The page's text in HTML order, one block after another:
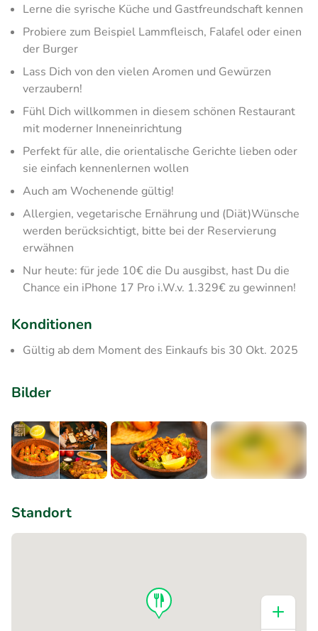
Lerne die syrische Küche und Gastfreundschaft kennen
Probiere zum Beispiel Lammfleisch, Falafel oder einen
der Burger
Lass Dich von den vielen Aromen und Gewürzen
verzaubern!
Fühl Dich willkommen in diesem schönen Restaurant
mit moderner Inneneinrichtung
Perfekt für alle, die orientalische Gerichte lieben oder
sie einfach kennenlernen wollen
Auch am Wochenende gültig!
Allergien, vegetarische Ernährung und (Diät)Wünsche
werden berücksichtigt, bitte bei der Reservierung
erwähnen
Nur heute: für jede 10€ die Du ausgibst, hast Du die
Chance ein iPhone 17 Pro i.W.v. 1.329€ zu gewinnen!
Konditionen
Gültig ab dem Moment des Einkaufs bis 30 Okt. 2025
Bilder
Standort